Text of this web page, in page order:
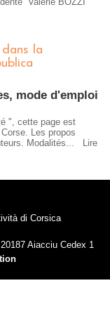
la
mode d'emploi
", cette page est
Les propos
Modalités...
Lire
di Corsica
Aiacciu Cedex 1